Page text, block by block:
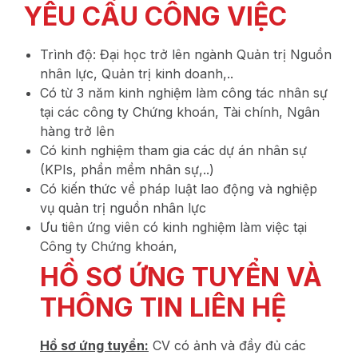
YÊU CẦU CÔNG VIỆC
Trình độ: Đại học trở lên ngành Quản trị Nguồn
nhân lực, Quản trị kinh doanh,..
Có từ 3 năm kinh nghiệm làm công tác nhân sự
tại các công ty Chứng khoán, Tài chính, Ngân
hàng trở lên
Có kinh nghiệm tham gia các dự án nhân sự
(KPIs, phần mềm nhân sự,..)
Có kiến thức về pháp luật lao động và nghiệp
vụ quản trị nguồn nhân lực
Ưu tiên ứng viên có kinh nghiệm làm việc tại
Công ty Chứng khoán,
HỒ SƠ ỨNG TUYỂN VÀ
THÔNG TIN LIÊN HỆ
Hồ sơ ứng tuyển: CV có ảnh và đầy đủ các